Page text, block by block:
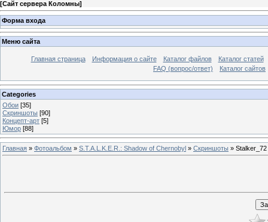
[Сайт сервера Коломны]
Форма входа
Меню сайта
Главная страница Информация о сайте Каталог файлов
Каталог статей
FAQ (вопрос/ответ)
Каталог сайтов
Categories
Обои [35]
Скриншоты [90]
Концепт-арт [5]
Юмор [88]
Главная » Фотоальбом » S.T.A.L.K.E.R.: Shadow of Chernobyl » Скриншоты » Stalker_72